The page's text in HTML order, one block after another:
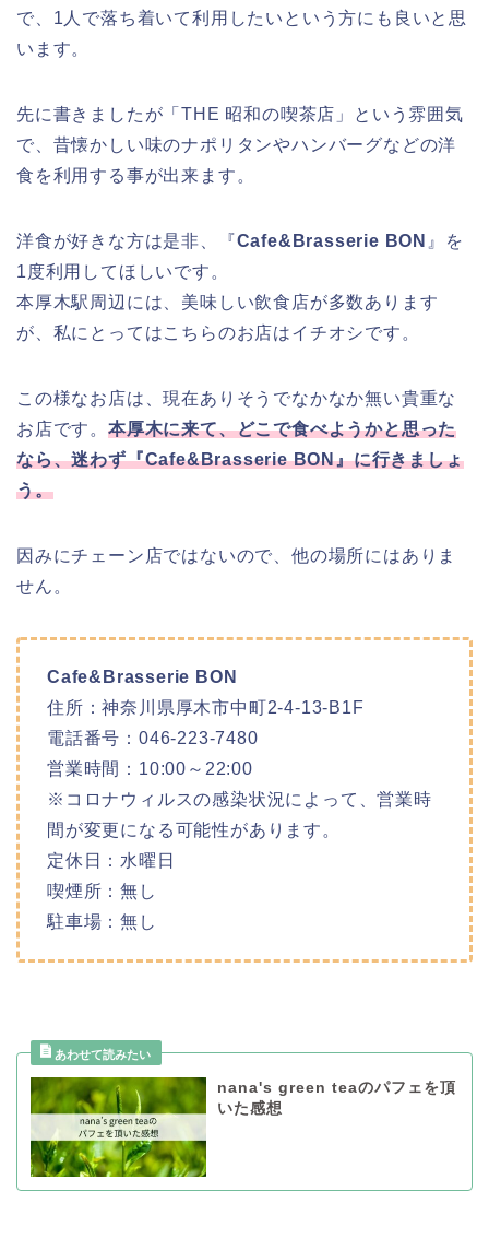
で、1人で落ち着いて利用したいという方にも良いと思
います。
先に書きましたが「THE 昭和の喫茶店」という雰囲気
で、昔懐かしい味のナポリタンやハンバーグなどの洋
食を利用する事が出来ます。
洋食が好きな方は是非、『Cafe&Brasserie BON 』を
1度利用してほしいです。
本厚木駅周辺には、美味しい飲食店が多数あります
が、私にとってはこちらのお店はイチオシです。
この様なお店は、現在ありそうでなかなか無い貴重な
お店です。 本厚木に来て、どこで食べようかと思った
なら、迷わず『Cafe&Brasserie BON』に行きましょ
う。
因みにチェーン店ではないので、他の場所にはありま
せん。
Cafe&Brasserie BON
住所：神奈川県厚木市中町2-4-13-B1F
電話番号：046-223-7480
営業時間：10:00～22:00
※コロナウィルスの感染状況によって、営業時
間が変更になる可能性があります。
定休日：水曜日
喫煙所：無し
駐車場：無し
nana's green teaのパフェを頂
いた感想